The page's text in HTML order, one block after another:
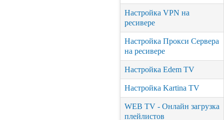
Настройка VPN на
ресивере
Настройка Прокси Сервера
на ресивере
Настройка Edem TV
Настройка Kartina TV
WEB TV - Онлайн загрузка
плейлистов